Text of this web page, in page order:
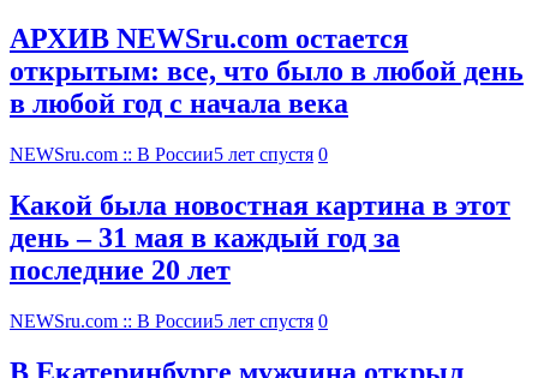
АРХИВ NEWSru.com остается
открытым: все, что было в любой день
в любой год с начала века
NEWSru.com :: В России5 лет спустя 0
Какой была новостная картина в этот
день – 31 мая в каждый год за
последние 20 лет
NEWSru.com :: В России5 лет спустя 0